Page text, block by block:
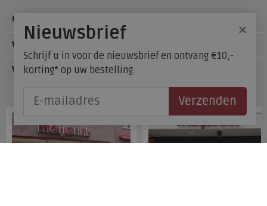
Over Meijerink Schoenen
Voetzorg
Veelgestelde vragen
×
Nieuwsbrief
Schrijf u in voor de nieuwsbrief en ontvang €10,-
korting* op uw bestelling.
Verzenden